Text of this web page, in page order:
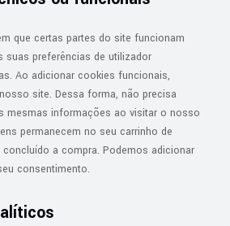
que certas partes do site funcionam
suas preferências de utilizador
Ao adicionar cookies funcionais,
site. Dessa forma, não precisa
mesmas informações ao visitar o nosso
permanecem no seu carrinho de
a compra. Podemos adicionar
consentimento.